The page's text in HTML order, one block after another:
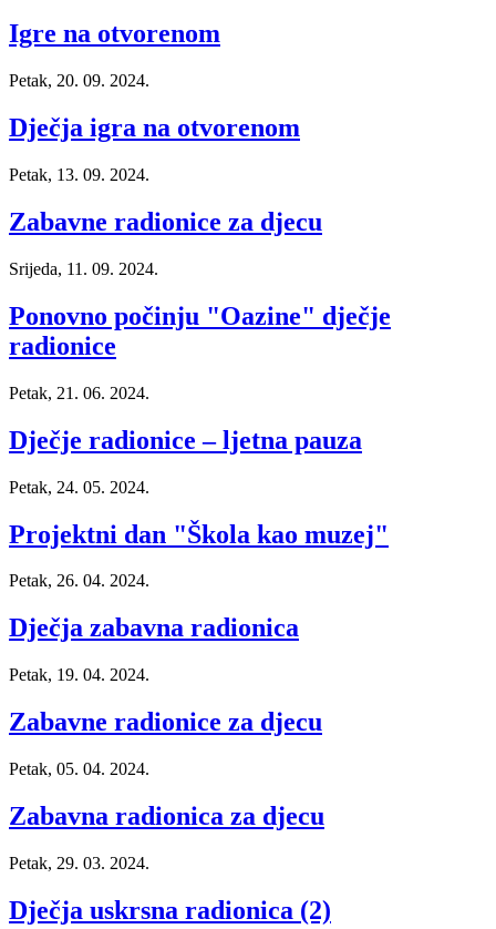
Igre na otvorenom
Petak, 20. 09. 2024.
Dječja igra na otvorenom
Petak, 13. 09. 2024.
Zabavne radionice za djecu
Srijeda, 11. 09. 2024.
Ponovno počinju "Oazine" dječje
radionice
Petak, 21. 06. 2024.
Dječje radionice – ljetna pauza
Petak, 24. 05. 2024.
Projektni dan "Škola kao muzej"
Petak, 26. 04. 2024.
Dječja zabavna radionica
Petak, 19. 04. 2024.
Zabavne radionice za djecu
Petak, 05. 04. 2024.
Zabavna radionica za djecu
Petak, 29. 03. 2024.
Dječja uskrsna radionica (2)